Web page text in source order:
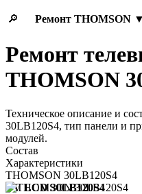
🔎 Ремонт THOMSON ▼
Ремонт
THOMSON
Техническое описание и
30LB120S4, тип панели и
модулей.
Состав
Характеристики
THOMSON 30LB120S4
TV LCD 30LB120S4